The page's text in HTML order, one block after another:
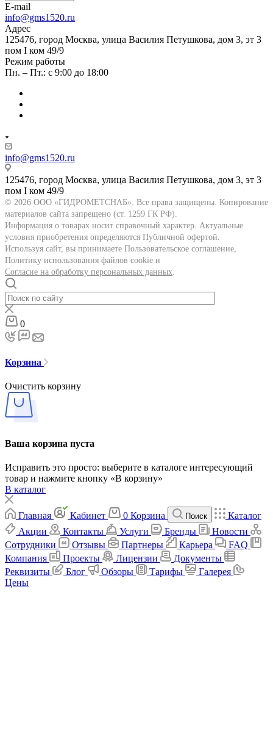
E-mail
info@gms1520.ru
Адрес
125476, город Москва, улица Василия Петушкова, дом 3, эт 3
пом I ком 49/9
Режим работы
Пн. – Пт.: с 9:00 до 18:00
info@gms1520.ru
125476, город Москва, улица Василия Петушкова, дом 3, эт 3
пом I ком 49/9
© 2026 ООО «ГИДРОМЕТСНАБ». Все права защищены. Копирование
материалов сайта запрещено (ст. 1259 ГК РФ).
Информация о товарах носит справочный характер. Актуальные
условия приобретения определяются Публичной офертой.
Используя сайт, вы принимаете Пользовательское соглашение,
Политику использования файлов cookie и
Согласие на обработку персональных данных
0
Корзина
Очистить корзину
Ваша корзина пуста
Исправить это просто: выберите в каталоге интересующий
товар и нажмите кнопку «В корзину»
В каталог
Главная Кабинет 0 Корзина Поиск
Каталог
Акции
Контакты Услуги Бренды
Новости
Сотрудники
Отзывы Партнеры Карьера
FAQ
Компания
Проекты Лицензии
Документы
Реквизиты
Блог Обзоры Тарифы
Галерея
Цены